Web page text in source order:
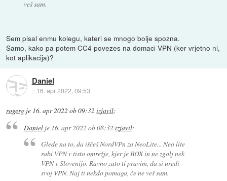
veš sam.
Sem pisal enmu kolegu, kateri se mnogo bolje spozna.
Samo, kako pa potem CC4 povezes na domaci VPN (ker vrjetno ni,
kot aplikacija)?
Daniel
:: 16. apr 2022, 09:53
rogerg je 16. apr 2022 ob 09:32 izjavil:
Danielje 16. apr 2022 ob 08:32 izjavil:
Glede na to, da iščeš NordVPn za NeoLite... Neo lite
rabi VPN v tisto omrežje, kjer je BOX in ne zgolj nek
VPN v Slovenijo. Ravno zato ti pravim, da si uredi
svoj VPN. Naj ti nekdo pomaga, če ne veš sam.